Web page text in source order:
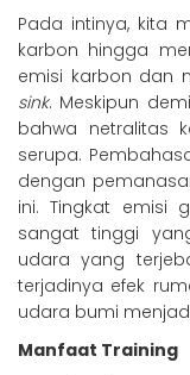
Pada intinya, kita
karbon hingga
emisi karbon dan
sink. Meskipun
bahwa netralitas
serupa.
dengan
ini. Tingkat emisi
sangat tinggi
udara yang
terjadinya efek
udara bumi
Manfaat Training